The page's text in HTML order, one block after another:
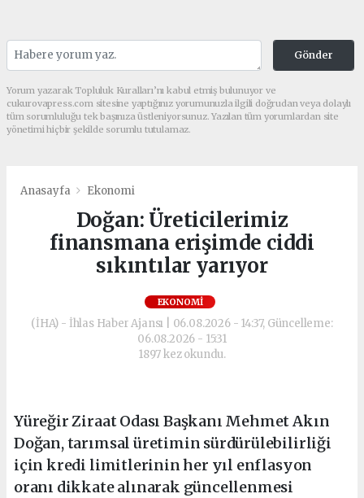
Gönder
Yorum yazarak Topluluk Kuralları’nı kabul etmiş bulunuyor ve
cukurovapress.com sitesine yaptığınız yorumunuzla ilgili doğrudan veya dolaylı
tüm sorumluluğu tek başınıza üstleniyorsunuz. Yazılan tüm yorumlardan site
yönetimi hiçbir şekilde sorumlu tutulamaz.
Anasayfa Ekonomi
Doğan: Üreticilerimiz
finansmana erişimde ciddi
sıkıntılar yarıyor
EKONOMI
(İHA) - İhlas Haber Ajansı | 06.08.2026 - 14:37, Güncelleme:
06.08.2026 - 15:31
1897 kez okundu.
Yüreğir Ziraat Odası Başkanı Mehmet Akın
Doğan, tarımsal üretimin sürdürülebilirliği
için kredi limitlerinin her yıl enflasyon
oranı dikkate alınarak güncellenmesi